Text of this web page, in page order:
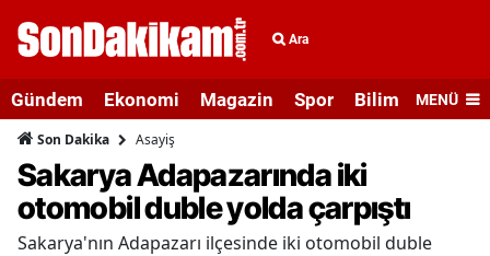
Ara
Gündem Ekonomi Magazin Spor Bilim veMENÜ
Son Dakika Asayiş
Sakarya Adapazarında iki
otomobil duble yolda çarpıştı
Sakarya'nın Adapazarı ilçesinde iki otomobil duble